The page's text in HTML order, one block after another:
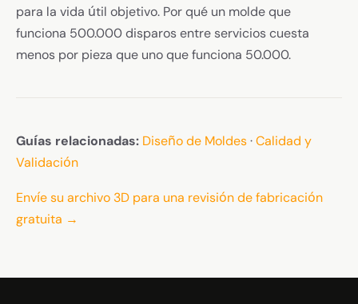
para la vida útil objetivo. Por qué un molde que
funciona 500.000 disparos entre servicios cuesta
menos por pieza que uno que funciona 50.000.
Guías relacionadas: Diseño de Moldes·Calidad y
Validación
Envíe su archivo 3D para una revisión de fabricación
gratuita →